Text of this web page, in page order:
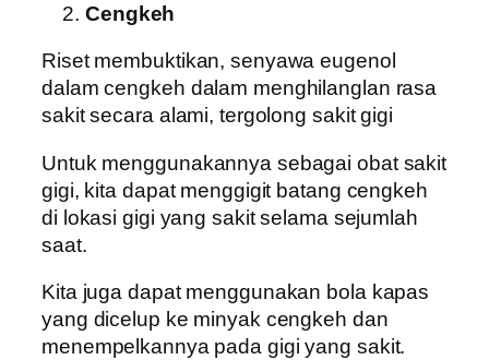
Cengkeh
Riset membuktikan, senyawa eugenol
dalam cengkeh dalam menghilanglan rasa
sakit secara alami, tergolong sakit gigi
Untuk menggunakannya sebagai obat sakit
gigi, kita dapat menggigit batang cengkeh
di lokasi gigi yang sakit selama sejumlah
saat.
Kita juga dapat menggunakan bola kapas
yang dicelup ke minyak cengkeh dan
menempelkannya pada gigi yang sakit.